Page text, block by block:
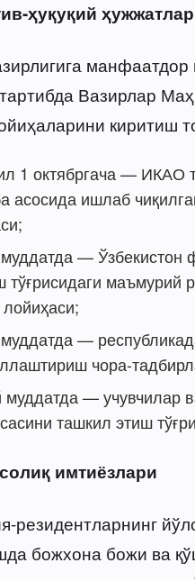
ҳуқуқий
Вазирлар
киритиш
1 октябргача — ИКАО
асосида ишлаб
— Ўзбекистон
тўғрисидаги маъмурий
—
чора-
муддатда — учувчилар
ташкил этиш
имтиёзлари
резидентларнинг
божхона божи ва